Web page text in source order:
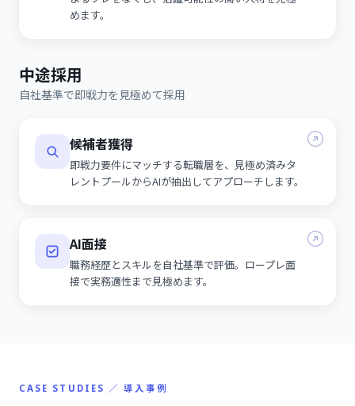
めます。
中途採用
自社基準で即戦力を見極めて採用
候補者獲得
即戦力要件にマッチする転職層を、見極め済みタ
レントプールからAIが抽出してアプローチします。
AI面接
職務経歴とスキルを自社基準で評価。ロープレ面
接で実務適性まで見極めます。
CASE STUDIES ／ 導入事例